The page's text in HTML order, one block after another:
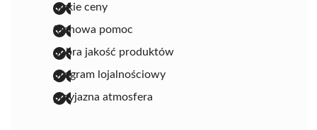
niskie ceny
fachowa pomoc
dobra jakość produktów
program lojalnościowy
przyjazna atmosfera